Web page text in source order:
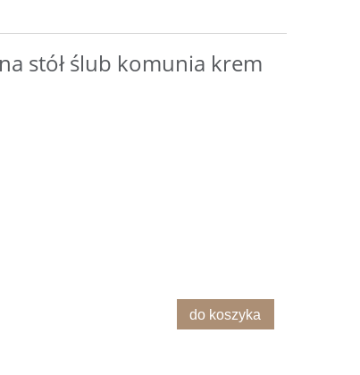
stół ślub komunia krem
do koszyka